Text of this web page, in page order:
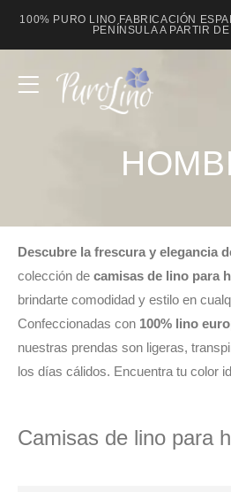
100% PURO LINO FABRICACIÓN
PENÍNSULA A PARTIR
Descubre la frescura y elegancia
colección de camisas de lino para
brindarte comodidad y estilo en
Confeccionadas con 100% lino
nuestras prendas son ligeras,
los días cálidos. Encuentra tu color
Camisas de lino para